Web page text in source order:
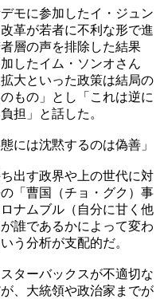
モに参加したイ・ジュン
革が若者に不利な形で進
層の声を排除した結果
したイム・ソンオさん
大といった政策は結局の
もの」とし「これは逆に
担」と話した。
には沈黙するのは偽善」
出す政界や上の世代に対
「曹国（チョ・グク）事
ナムブル（自分に甘く他
誰であるかによって変わ
う分析が支配的だ。
ターバックスが不適切な
、大統領や政治家までが